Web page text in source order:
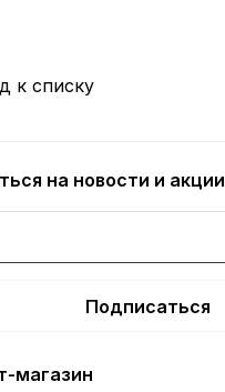
к списку
на новости и акции
Подписаться
магазин